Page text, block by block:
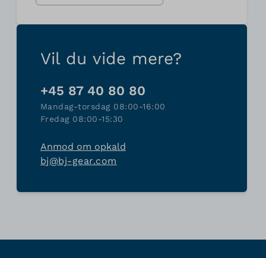
Vil du vide mere?
+45 87 40 80 80
Mandag-torsdag 08:00-16:00
Fredag 08:00-15:30
Anmod om opkald
bj@bj-gear.com